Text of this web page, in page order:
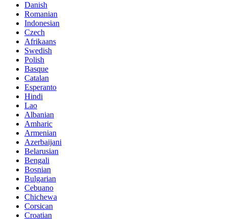
Danish
Romanian
Indonesian
Czech
Afrikaans
Swedish
Polish
Basque
Catalan
Esperanto
Hindi
Lao
Albanian
Amharic
Armenian
Azerbaijani
Belarusian
Bengali
Bosnian
Bulgarian
Cebuano
Chichewa
Corsican
Croatian